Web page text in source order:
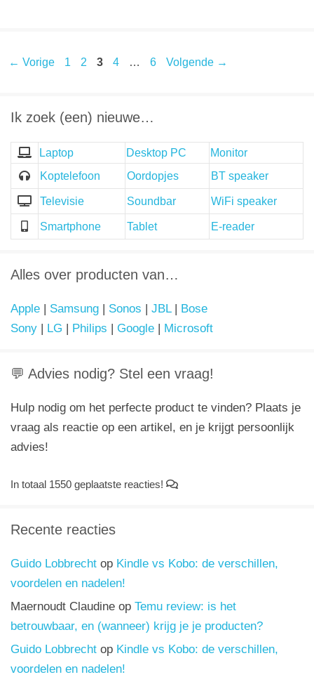
← Vorige Pagina
1 Pagina
2 Pagina
3 Pagina
4 … Pagina
6 Volgende →
Ik zoek (een) nieuwe…
Laptop Desktop PC
Monitor
Koptelefoon
Oordopjes BT speaker
Televisie Soundbar WiFi speaker
Smartphone Tablet E-reader
Alles over producten van…
Apple | Samsung | Sonos | JBL| Bose
Sony | LG | Philips | Google | Microsoft
💬 Advies nodig? Stel een vraag!
Hulp nodig om het perfecte product te vinden? Plaats je
vraag als reactie op een artikel, en je krijgt persoonlijk
advies!
In totaal 1550 geplaatste reacties!
Recente reacties
Guido Lobbrecht op Kindle vs Kobo: de verschillen,
voordelen en nadelen!
Maernoudt Claudine op Temu review: is het
betrouwbaar, en (wanneer) krijg je je producten?
Guido Lobbrecht op Kindle vs Kobo: de verschillen,
voordelen en nadelen!